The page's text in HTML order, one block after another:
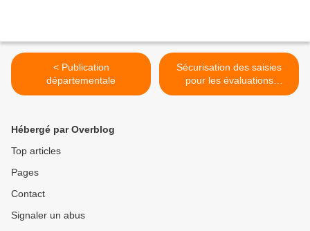
< Publication
départementale
Sécurisation des saisies
pour les évaluations
nationales >
Hébergé par Overblog
Top articles
Pages
Contact
Signaler un abus